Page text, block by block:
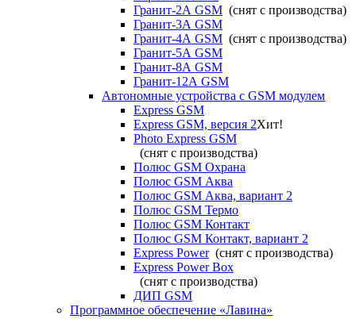
Гранит-2А GSM (снят с производства)
Гранит-3А GSM
Гранит-4А GSM (снят с производства)
Гранит-5А GSM
Гранит-8А GSM
Гранит-12А GSM
Автономные устройства с GSM модулем
Express GSM
Express GSM, версия 2Хит!
Photo Express GSM
(снят с производства)
Полюс GSM Охрана
Полюс GSM Аква
Полюс GSM Аква, вариант 2
Полюс GSM Термо
Полюс GSM Контакт
Полюс GSM Контакт, вариант 2
Express Power(снят с производства)
Express Power Box
(снят с производства)
ДИП GSM
Программное обеспечение «Лавина»